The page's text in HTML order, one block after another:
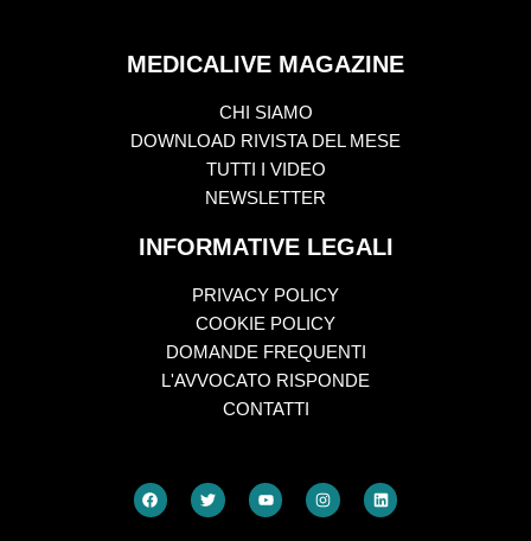
MEDICALIVE MAGAZINE
CHI SIAMO
DOWNLOAD RIVISTA DEL MESE
TUTTI I VIDEO
NEWSLETTER
INFORMATIVE LEGALI
PRIVACY POLICY
COOKIE POLICY
DOMANDE FREQUENTI
L'AVVOCATO RISPONDE
CONTATTI